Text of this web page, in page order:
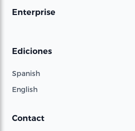
Enterprise
Ediciones
Spanish
English
Contact